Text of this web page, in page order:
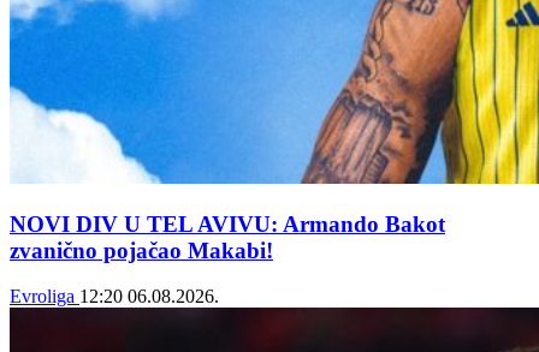
NOVI DIV U TEL AVIVU: Armando Bakot
zvanično pojačao Makabi!
Evroliga 12:20 06.08.2026.